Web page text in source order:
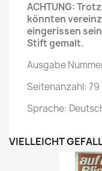
ACHTUNG:
könnten
eingerissen
Stift gemalt.
Ausgabe
Seitenanzahl:
Sprache:
VIELLEICHT